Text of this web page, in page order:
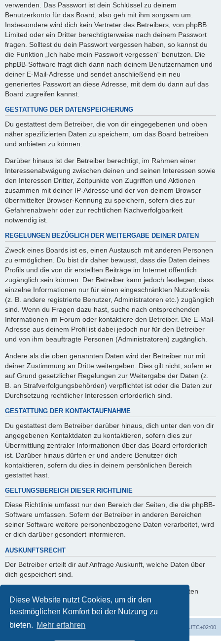
Diese Website nutzt Cookies, um dir den
bestmöglichen Komfort bei der Nutzung zu
bieten. Mehr erfahren
verwenden. Das Passwort ist dein Schlüssel zu deinem
Benutzerkonto für das Board, also geh mit ihm sorgsam um.
Insbesondere wird dich kein Vertreter des Betreibers, von phpBB
Limited oder ein Dritter berechtigterweise nach deinem Passwort
fragen. Solltest du dein Passwort vergessen haben, so kannst du
die Funktion „Ich habe mein Passwort vergessen“ benutzen. Die
phpBB-Software fragt dich dann nach deinem Benutzernamen und
deiner E-Mail-Adresse und sendet anschließend ein neu
generiertes Passwort an diese Adresse, mit dem du dann auf das
Board zugreifen kannst.
GESTATTUNG DER DATENSPEICHERUNG
Du gestattest dem Betreiber, die von dir eingegebenen und oben
näher spezifizierten Daten zu speichern, um das Board betreiben
und anbieten zu können.
Darüber hinaus ist der Betreiber berechtigt, im Rahmen einer
Interessenabwägung zwischen deinen und seinen Interessen sowie
den Interessen Dritter, Zeitpunkte von Zugriffen und Aktionen
zusammen mit deiner IP-Adresse und der von deinem Browser
übermittelter Browser-Kennung zu speichern, sofern dies zur
Gefahrenabwehr oder zur rechtlichen Nachverfolgbarkeit
notwendig ist.
REGELUNGEN BEZÜGLICH DER WEITERGABE DEINER DATEN
Zweck eines Boards ist es, einen Austausch mit anderen Personen
zu ermöglichen. Du bist dir daher bewusst, dass die Daten deines
Profils und die von dir erstellten Beiträge im Internet öffentlich
zugänglich sein können. Der Betreiber kann jedoch festlegen, dass
einzelne Informationen nur für einen eingeschränkten Nutzerkreis
(z. B. andere registrierte Benutzer, Administratoren etc.) zugänglich
sind. Wenn du Fragen dazu hast, suche nach entsprechenden
Informationen im Forum oder kontaktiere den Betreiber. Die E-Mail-
Adresse aus deinem Profil ist dabei jedoch nur für den Betreiber
und von ihm beauftragte Personen (Administratoren) zugänglich.
Andere als die oben genannten Daten wird der Betreiber nur mit
deiner Zustimmung an Dritte weitergeben. Dies gilt nicht, sofern er
auf Grund gesetzlicher Regelungen zur Weitergabe der Daten (z.
B. an Strafverfolgungsbehörden) verpflichtet ist oder die Daten zur
Durchsetzung rechtlicher Interessen erforderlich sind.
GESTATTUNG DER KONTAKTAUFNAHME
Du gestattest dem Betreiber darüber hinaus, dich unter den von dir
angegebenen Kontaktdaten zu kontaktieren, sofern dies zur
Übermittlung zentraler Informationen über das Board erforderlich
ist. Darüber hinaus dürfen er und andere Benutzer dich
kontaktieren, sofern du dies in deinem persönlichen Bereich
gestattet hast.
GELTUNGSBEREICH DIESER RICHTLINIE
Diese Richtlinie umfasst nur den Bereich der Seiten, die die phpBB-
Software umfassen. Sofern der Betreiber in anderen Bereichen
seiner Software weitere personenbezogene Daten verarbeitet, wird
er dich darüber gesondert informieren.
AUSKUNFTSRECHT
Der Betreiber erteilt dir auf Anfrage Auskunft, welche Daten über
dich gespeichert sind.
Du kannst jederzeit die Löschung bzw. Sperrung deiner Daten
verlangen. Kontaktiere hierzu bitte den Betreiber.
Foren-Übersicht UTC+02:00